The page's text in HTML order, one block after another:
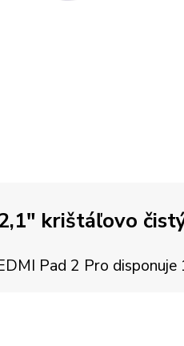
krištáľovo
Pad 2 Pro